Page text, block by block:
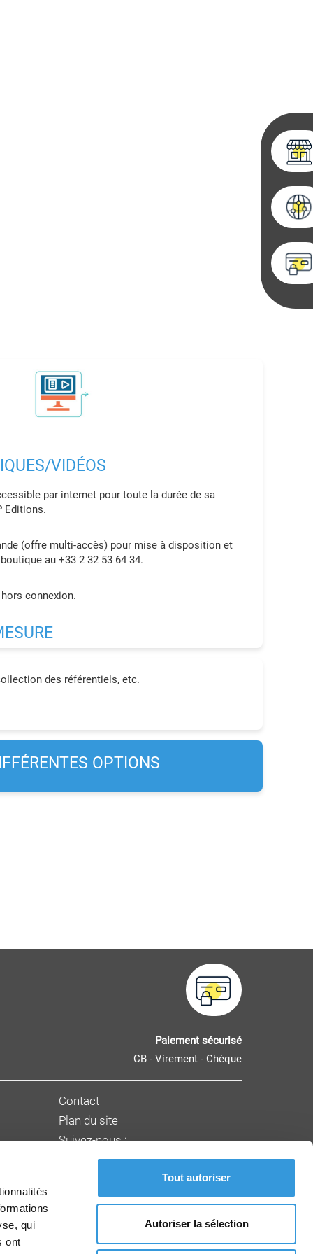
qui
ont
Tout autoriser
Autoriser la sélection
VIDÉOS
par internet pour toute la durée de sa
Editions.
(offre multi-accès) pour mise à disposition et
au +33 2 32 53 64 34.
connexion.
des référentiels, etc.
OPTIONS
Paiement sécurisé
CB - Virement - Chèque
Contact
Plan du site
Suivez-nous :